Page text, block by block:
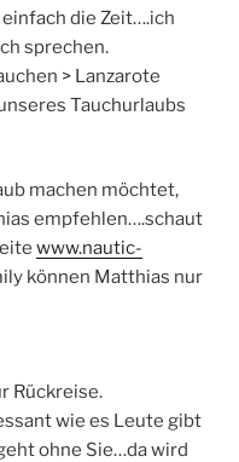
die Zeit….ich
sprechen.
> Lanzarote
Tauchurlaubs
machen möchtet,
empfehlen….schaut
www.nautic-
können Matthias nur
Rückreise.
wie es Leute gibt
ohne Sie…da wird